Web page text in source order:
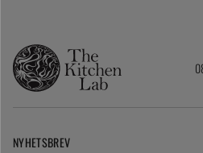
NYHETSBREV